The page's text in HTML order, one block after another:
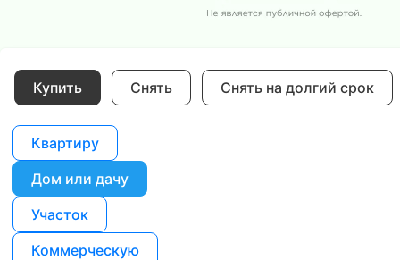
Купить Снять Снять на долгий срок
Квартиру
Дом или дачу
Участок
Коммерческую